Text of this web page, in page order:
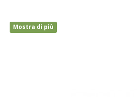
Mostra di più